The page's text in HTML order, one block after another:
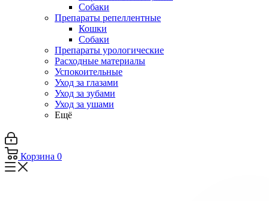
Собаки
Препараты репеллентные
Кошки
Собаки
Препараты урологические
Расходные материалы
Успокоительные
Уход за глазами
Уход за зубами
Уход за ушами
Ещё
Корзина 0